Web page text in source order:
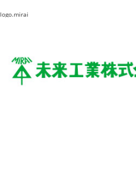
logo.mirai